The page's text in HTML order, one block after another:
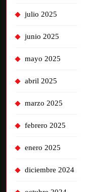
julio 2025
junio 2025
mayo 2025
abril 2025
marzo 2025
febrero 2025
enero 2025
diciembre 2024